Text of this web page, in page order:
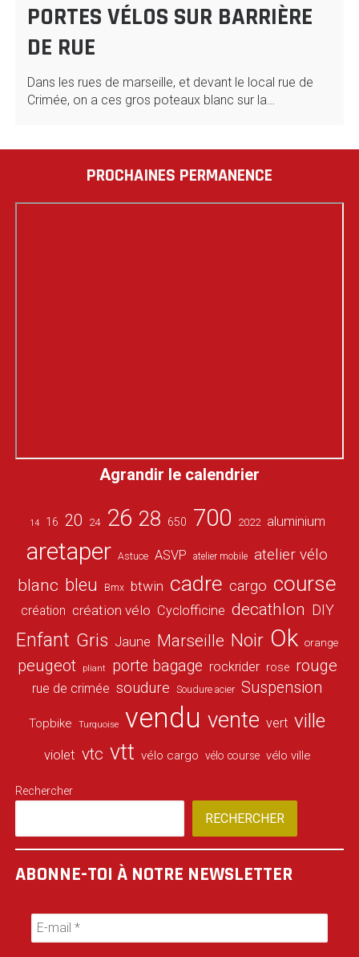
PORTES VÉLOS SUR BARRIÈRE
DE RUE
Dans les rues de marseille, et devant le local rue de
Crimée, on a ces gros poteaux blanc sur la…
PROCHAINES PERMANENCE
Agrandir le calendrier
14 16 20 24 26 28 650 700 2022 aluminium
aretaper Astuce ASVP atelier mobile atelier vélo
blanc bleu Bmx btwin cadre cargo course
création création vélo Cyclofficine decathlon DIY
Enfant Gris Jaune Marseille Noir Ok orange
peugeot pliant porte bagage rockrider rose rouge
rue de crimée soudure Soudure acier Suspension
Topbike Turquoise vendu vente vert ville
violet vtc vtt vélo cargo vélo course vélo ville
Rechercher
RECHERCHER
ABONNE-TOI À NOTRE NEWSLETTER